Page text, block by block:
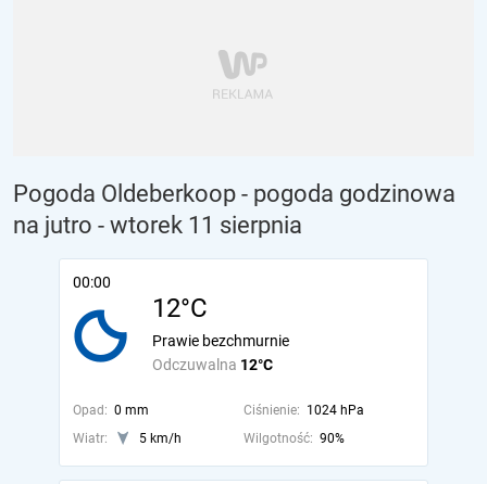
Pogoda Oldeberkoop - pogoda godzinowa
na jutro - wtorek 11 sierpnia
00:00
12°C
Odczuwalna 12°C
Prawie bezchmurnie
Opad: 0 mm Ciśnienie: 1024 hPa
Wiatr:
5 km/h Wilgotność: 90%